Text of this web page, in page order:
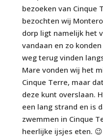
bezoeken van Cinque
bezochten wij
dorp ligt namelijk het
vandaan en zo
weg terug vinden
Mare vonden wij het
Cinque Terre, maar
deze kunt overslaan.
een lang strand en is
zwemmen in Cinque
heerlijke ijsjes eten. 😉